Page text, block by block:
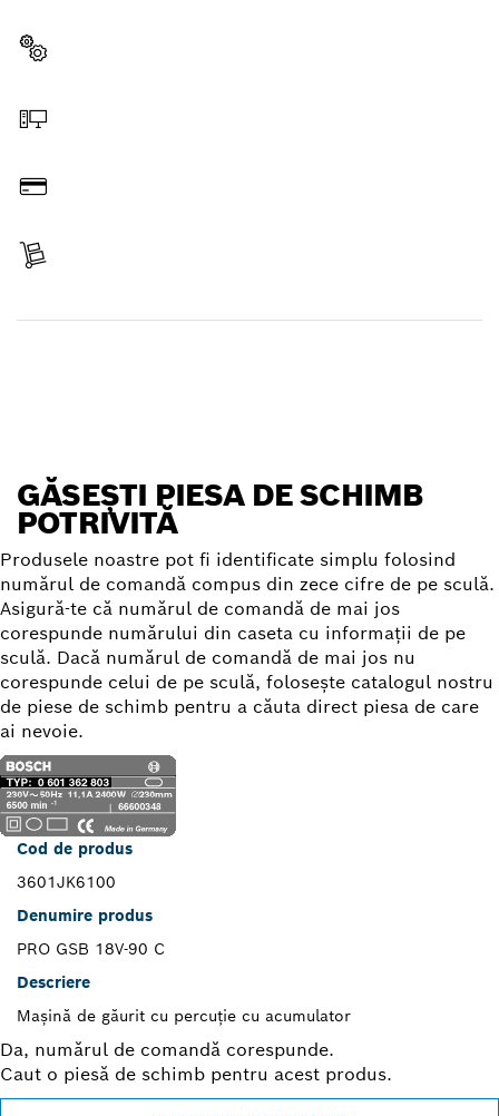
GĂSEŞTI PIESA DE SCHIMB
POTRIVITĂ
Produsele noastre pot fi identificate simplu folosind
numărul de comandă compus din zece cifre de pe sculă.
Asigură-te că numărul de comandă de mai jos
corespunde numărului din caseta cu informaţii de pe
sculă. Dacă numărul de comandă de mai jos nu
corespunde celui de pe sculă, foloseşte catalogul nostru
de piese de schimb pentru a căuta direct piesa de care
ai nevoie.
Cod de produs
3601JK6100
Denumire produs
PRO GSB 18V-90 C
Descriere
Maşină de găurit cu percuţie cu acumulator
Da, numărul de comandă corespunde.
Caut o piesă de schimb pentru acest produs.